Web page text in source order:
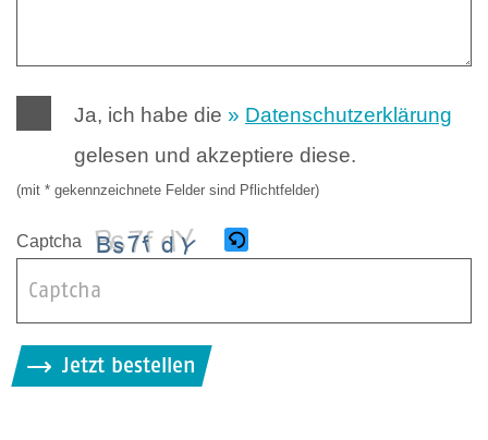
Ja, ich habe die
Datenschutzerklärung
gelesen und akzeptiere diese.
(mit * gekennzeichnete Felder sind Pflichtfelder)
Captcha
i
t
Jetzt bestellen